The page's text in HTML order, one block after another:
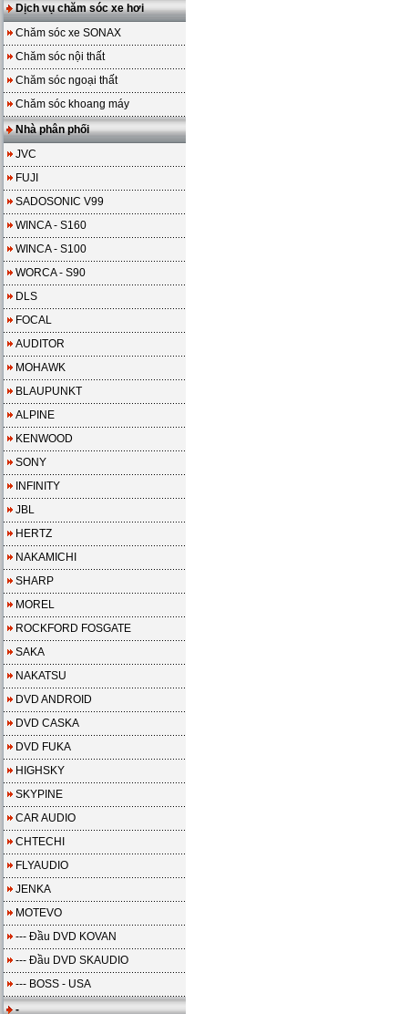
Dịch vụ chăm sóc xe hơi
Chăm sóc xe SONAX
Chăm sóc nội thất
Chăm sóc ngoại thất
Chăm sóc khoang máy
Nhà phân phối
JVC
FUJI
SADOSONIC V99
WINCA - S160
WINCA - S100
WORCA - S90
DLS
FOCAL
AUDITOR
MOHAWK
BLAUPUNKT
ALPINE
KENWOOD
SONY
INFINITY
JBL
HERTZ
NAKAMICHI
SHARP
MOREL
ROCKFORD FOSGATE
SAKA
NAKATSU
DVD ANDROID
DVD CASKA
DVD FUKA
HIGHSKY
SKYPINE
CAR AUDIO
CHTECHI
FLYAUDIO
JENKA
MOTEVO
--- Đầu DVD KOVAN
--- Đầu DVD SKAUDIO
--- BOSS - USA
-